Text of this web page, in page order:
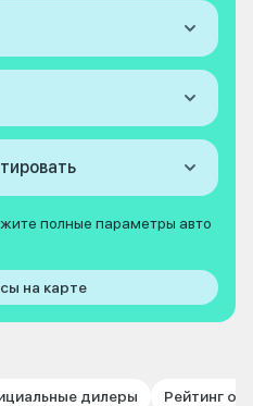
полные параметры авто
на карте
дилеры Рейтинг